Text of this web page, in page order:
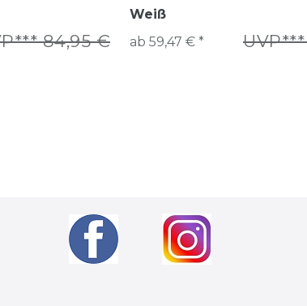
84,95 €
Weiß
ab 59,47 € *